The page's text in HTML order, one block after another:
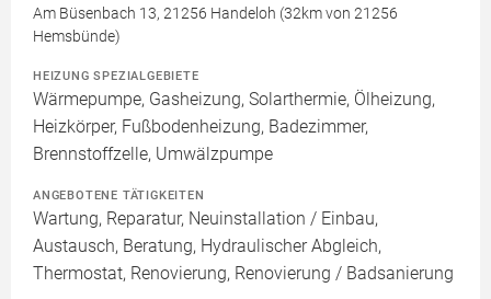
Am Büsenbach 13, 21256 Handeloh (32km von 21256
Hemsbünde)
HEIZUNG SPEZIALGEBIETE
Wärmepumpe, Gasheizung, Solarthermie, Ölheizung,
Heizkörper, Fußbodenheizung, Badezimmer,
Brennstoffzelle, Umwälzpumpe
ANGEBOTENE TÄTIGKEITEN
Wartung, Reparatur, Neuinstallation / Einbau,
Austausch, Beratung, Hydraulischer Abgleich,
Thermostat, Renovierung, Renovierung / Badsanierung